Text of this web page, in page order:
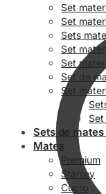
Set
Set
Sets
Set
Set
Set de
Set
Sets de
Mates
Premium
Stanley
Cuero